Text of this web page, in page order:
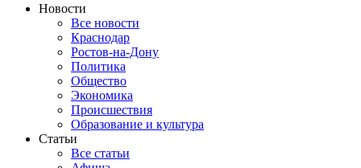
Новости
Все новости
Краснодар
Ростов-на-Дону
Политика
Общество
Экономика
Происшествия
Образование и культура
Статьи
Все статьи